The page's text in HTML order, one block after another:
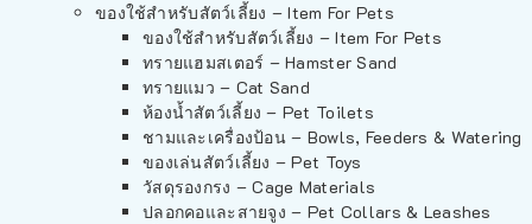
ของใช้สำหรับสัตว์เลี้ยง – Item For Pets
ของใช้สำหรับสัตว์เลี้ยง – Item For Pets
ทรายแฮมสเตอร์ – Hamster Sand
ทรายแมว – Cat Sand
ห้องน้ำสัตว์เลี้ยง – Pet Toilets
ชามและเครื่องป้อน – Bowls, Feeders & Watering
ของเล่นสัตว์เลี้ยง – Pet Toys
วัสดุรองกรง – Cage Materials
ปลอกคอและสายจูง – Pet Collars & Leashes